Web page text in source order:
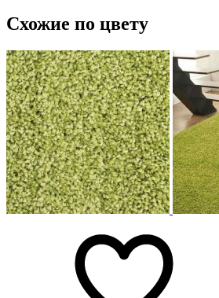
Схожие по цвету